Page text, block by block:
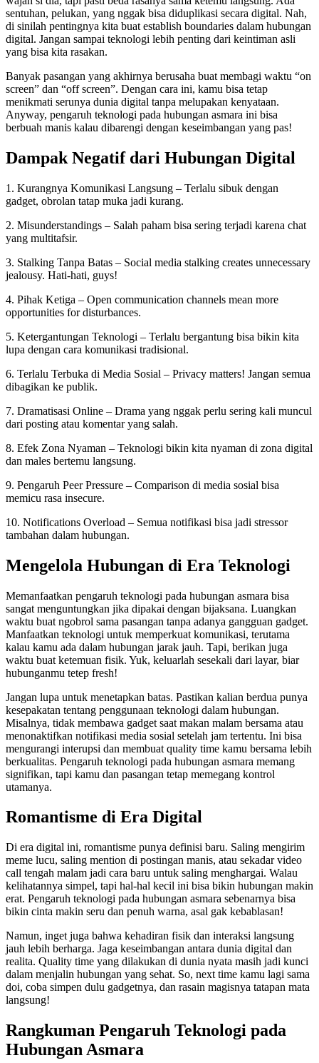
sentuhan, pelukan, yang nggak bisa diduplikasi secara digital. Nah,
di sinilah pentingnya kita buat establish boundaries dalam hubungan
digital. Jangan sampai teknologi lebih penting dari keintiman asli
yang bisa kita rasakan.
Banyak pasangan yang akhirnya berusaha buat membagi waktu “on
screen” dan “off screen”. Dengan cara ini, kamu bisa tetap
menikmati serunya dunia digital tanpa melupakan kenyataan.
Anyway, pengaruh teknologi pada hubungan asmara ini bisa
berbuah manis kalau dibarengi dengan keseimbangan yang pas!
Dampak Negatif dari Hubungan Digital
1. Kurangnya Komunikasi Langsung – Terlalu sibuk dengan
gadget, obrolan tatap muka jadi kurang.
2. Misunderstandings – Salah paham bisa sering terjadi karena chat
yang multitafsir.
3. Stalking Tanpa Batas – Social media stalking creates unnecessary
jealousy. Hati-hati, guys!
4. Pihak Ketiga – Open communication channels mean more
opportunities for disturbances.
5. Ketergantungan Teknologi – Terlalu bergantung bisa bikin kita
lupa dengan cara komunikasi tradisional.
6. Terlalu Terbuka di Media Sosial – Privacy matters! Jangan semua
dibagikan ke publik.
7. Dramatisasi Online – Drama yang nggak perlu sering kali muncul
dari posting atau komentar yang salah.
8. Efek Zona Nyaman – Teknologi bikin kita nyaman di zona digital
dan males bertemu langsung.
9. Pengaruh Peer Pressure – Comparison di media sosial bisa
memicu rasa insecure.
10. Notifications Overload – Semua notifikasi bisa jadi stressor
tambahan dalam hubungan.
Mengelola Hubungan di Era Teknologi
Memanfaatkan pengaruh teknologi pada hubungan asmara bisa
sangat menguntungkan jika dipakai dengan bijaksana. Luangkan
waktu buat ngobrol sama pasangan tanpa adanya gangguan gadget.
Manfaatkan teknologi untuk memperkuat komunikasi, terutama
kalau kamu ada dalam hubungan jarak jauh. Tapi, berikan juga
waktu buat ketemuan fisik. Yuk, keluarlah sesekali dari layar, biar
hubunganmu tetep fresh!
Jangan lupa untuk menetapkan batas. Pastikan kalian berdua punya
kesepakatan tentang penggunaan teknologi dalam hubungan.
Misalnya, tidak membawa gadget saat makan malam bersama atau
menonaktifkan notifikasi media sosial setelah jam tertentu. Ini bisa
mengurangi interupsi dan membuat quality time kamu bersama lebih
berkualitas. Pengaruh teknologi pada hubungan asmara memang
signifikan, tapi kamu dan pasangan tetap memegang kontrol
utamanya.
Romantisme di Era Digital
Di era digital ini, romantisme punya definisi baru. Saling mengirim
meme lucu, saling mention di postingan manis, atau sekadar video
call tengah malam jadi cara baru untuk saling menghargai. Walau
kelihatannya simpel, tapi hal-hal kecil ini bisa bikin hubungan makin
erat. Pengaruh teknologi pada hubungan asmara sebenarnya bisa
bikin cinta makin seru dan penuh warna, asal gak kebablasan!
Namun, inget juga bahwa kehadiran fisik dan interaksi langsung
jauh lebih berharga. Jaga keseimbangan antara dunia digital dan
realita. Quality time yang dilakukan di dunia nyata masih jadi kunci
dalam menjalin hubungan yang sehat. So, next time kamu lagi sama
doi, coba simpen dulu gadgetnya, dan rasain magisnya tatapan mata
langsung!
Rangkuman Pengaruh Teknologi pada
Hubungan Asmara